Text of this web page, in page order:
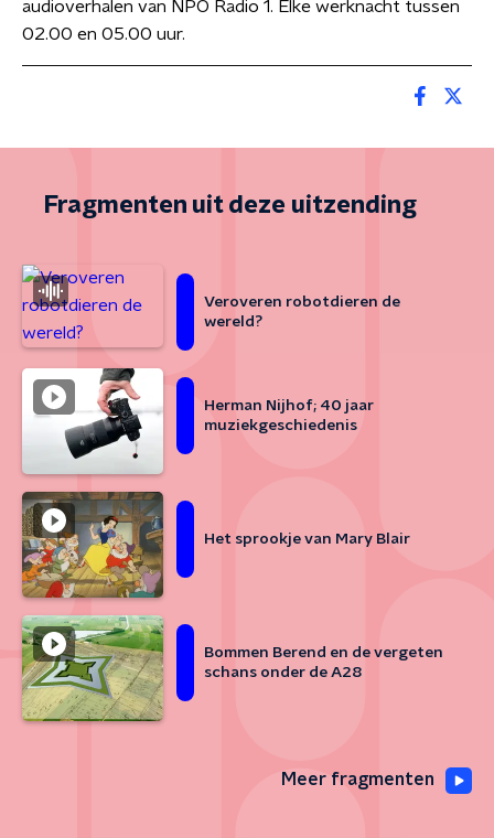
audioverhalen van NPO Radio 1. Elke werknacht tussen
02.00 en 05.00 uur.
Fragmenten uit deze uitzending
Veroveren robotdieren de
wereld?
Herman Nijhof; 40 jaar
muziekgeschiedenis
Het sprookje van Mary Blair
Bommen Berend en de vergeten
schans onder de A28
Meer fragmenten